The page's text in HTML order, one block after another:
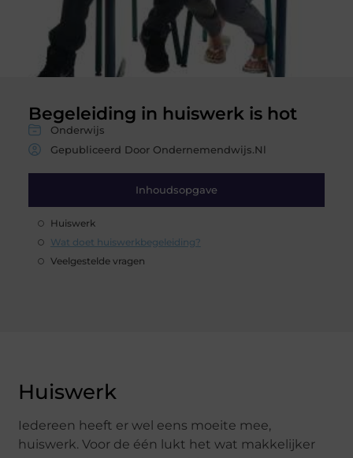
Begeleiding in huiswerk is hot
Onderwijs
Gepubliceerd Door Ondernemendwijs.nl
Inhoudsopgave
Huiswerk
Wat doet huiswerkbegeleiding?
Veelgestelde vragen
Huiswerk
Iedereen heeft er wel eens moeite mee,
huiswerk. Voor de één lukt het wat makkelijker